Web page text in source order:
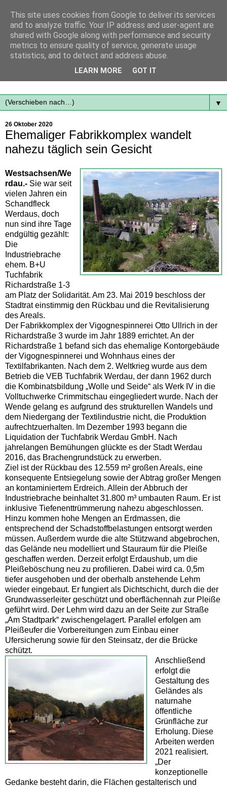
Mit frischen Themen aus der Region immer auf dem
▼
26 Oktober 2020
Ehemaliger Fabrikkomplex wandelt
nahezu täglich sein Gesicht
Westsachsen/We
rdau.- Sie war seit
vielen Jahren ein
Schandfleck
Werdaus, doch
nun sind ihre Tage
endgültig gezählt:
Die
Industriebrache
ehem. B+U
Tuchfabrik
Richardstraße 1-3
am Platz der Solidarität. Am 23. Mai 2019 beschloss der
Stadtrat einstimmig den Rückbau und die Revitalisierung
des Areals.
Der Fabrikkomplex der Vigognespinnerei Otto Ullrich in der
Richardstraße 3 wurde im Jahr 1889 errichtet. An der
Richardstraße 1 befand sich das ehemalige Kontorgebäude
der Vigognespinnerei und Wohnhaus eines der
Textilfabrikanten. Nach dem 2. Weltkrieg wurde aus dem
Betrieb die VEB Tuchfabrik Werdau, der dann 1962 durch
die Kombinatsbildung „Wolle und Seide“ als Werk IV in die
Volltuchwerke Crimmitschau eingegliedert wurde. Nach der
Wende gelang es aufgrund des strukturellen Wandels und
dem Niedergang der Textilindustrie nicht, die Produktion
aufrechtzuerhalten. Im Dezember 1993 begann die
Liquidation der Tuchfabrik Werdau GmbH. Nach
jahrelangen Bemühungen glückte es der Stadt Werdau
2016, das Brachengrundstück zu erwerben.
Ziel ist der Rückbau des 12.559 m² großen Areals, eine
konsequente Entsiegelung sowie der Abtrag großer Mengen
an kontaminiertem Erdreich. Allein der Abbruch der
Industriebrache beinhaltet 31.800 m³ umbauten Raum. Er ist
inklusive Tiefenenttrümmerung nahezu abgeschlossen.
Hinzu kommen hohe Mengen an Erdmassen, die
entsprechend der Schadstoffbelastungen entsorgt werden
müssen. Außerdem wurde die alte Stützwand abgebrochen,
das Gelände neu modelliert und Stauraum für die Pleiße
geschaffen werden. Derzeit erfolgt Erdaushub, um die
Pleißeböschung neu zu profilieren. Dabei wird ca. 0,5m
tiefer ausgehoben und der oberhalb anstehende Lehm
wieder eingebaut. Er fungiert als Dichtschicht, durch die der
Grundwasserleiter geschützt und oberflächennah zur Pleiße
geführt wird. Der Lehm wird dazu an der Seite zur Straße
„Am Stadtpark“ zwischengelagert. Parallel erfolgen am
Pleißeufer die Vorbereitungen zum Einbau einer
Ufersicherung sowie für den Steinsatz, der die Brücke
schützt.
Anschließend
erfolgt die
Gestaltung des
Geländes als
naturnahe
öffentliche
Grünfläche zur
Erholung. Diese
Arbeiten werden
2021 realisiert.
„Der
konzeptionelle
Gedanke besteht darin, die Flächen gestalterisch und
This site uses cookies from Google to deliver its services
and to analyze traffic. Your IP address and user-agent are
shared with Google along with performance and security
metrics to ensure quality of service, generate usage
statistics, and to detect and address abuse.
LEARN MORE GOT IT